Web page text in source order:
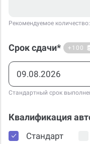
Рекомендуемое
Срок сдачи* +100
Стандартный срок
Квалификация
Стандарт